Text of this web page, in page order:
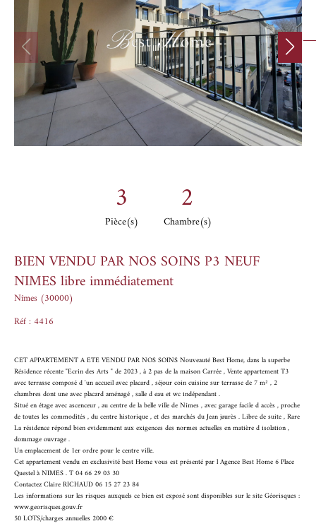
3
Pièce(s)
2
Chambre(s)
BIEN VENDU PAR NOS SOINS P3 NEUF
NIMES libre immédiatement
Nîmes (30000)
Réf : 4416
CET APPARTEMENT A ETE VENDU PAR NOS SOINS Nouveauté Best Home, dans la superbe
Résidence récente "Ecrin des Arts " de 2023 , à 2 pas de la maison Carrée , Vente appartement T3
avec terrasse composé d 'un accueil avec placard , séjour coin cuisine sur terrasse de 7 m² , 2
chambres dont une avec placard aménagé , salle d eau et wc indépendant .
Situé en étage avec ascenceur , au centre de la belle ville de Nîmes , avec garage facile d accès , proche
de toutes les commodités , du centre historique , et des marchés du Jean jaurès . Libre de suite , Rare
La résidence répond bien evidemment aux exigences des normes actuelles en matière d isolation ,
dommage ouvrage .
Un emplacement de 1er ordre pour le centre ville.
Cet appartement vendu en exclusivité best Home vous est présenté par l Agence Best Home 6 Place
Questel à NIMES . T 04 66 29 03 30
Contactez Claire RICHAUD 06 15 27 23 84
Les informations sur les risques auxquels ce bien est exposé sont disponibles sur le siteGéorisques:
www.georisques.gouv.fr
50 LOTS/charges annuelles 2000 €